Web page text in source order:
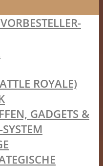
ROYALE)
GADGETS &